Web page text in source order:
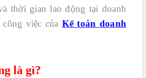
thời gian lao động tại doanh
việc của Kế toán doanh
là gì?